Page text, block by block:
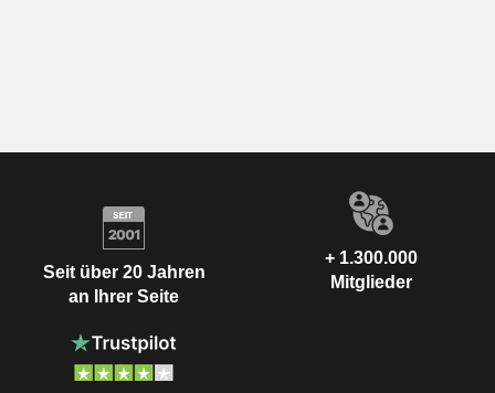
Seit über 20 Jahren
an Ihrer Seite
+ 1.300.000
Mitglieder